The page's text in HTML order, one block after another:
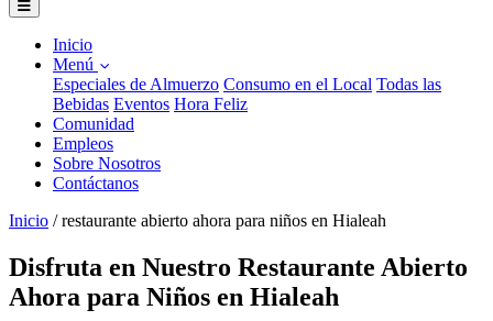
Inicio
Menú
Especiales de Almuerzo Consumo en el Local Todas las
Bebidas Eventos Hora Feliz
Comunidad
Empleos
Sobre Nosotros
Contáctanos
Inicio / restaurante abierto ahora para niños en Hialeah
Disfruta en Nuestro Restaurante Abierto
Ahora para Niños en Hialeah